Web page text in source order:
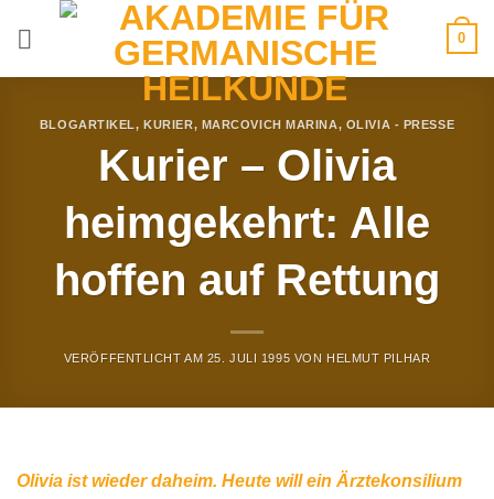
0
BLOGARTIKEL,KURIER, MARCOVICH MARINA, OLIVIA - PRESSE
Kurier – Olivia
heimgekehrt: Alle
hoffen auf Rettung
VERÖFFENTLICHT AM 25. JULI 1995 VON HELMUT PILHAR
Olivia ist wieder daheim. Heute will ein Ärztekonsilium